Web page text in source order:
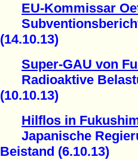
EU-Kommissar
Subventionsbericht
(14.10.13)
Super-GAU von
Radioaktive
(10.10.13)
Hilflos in
Japanische
Beistand (6.10.13)